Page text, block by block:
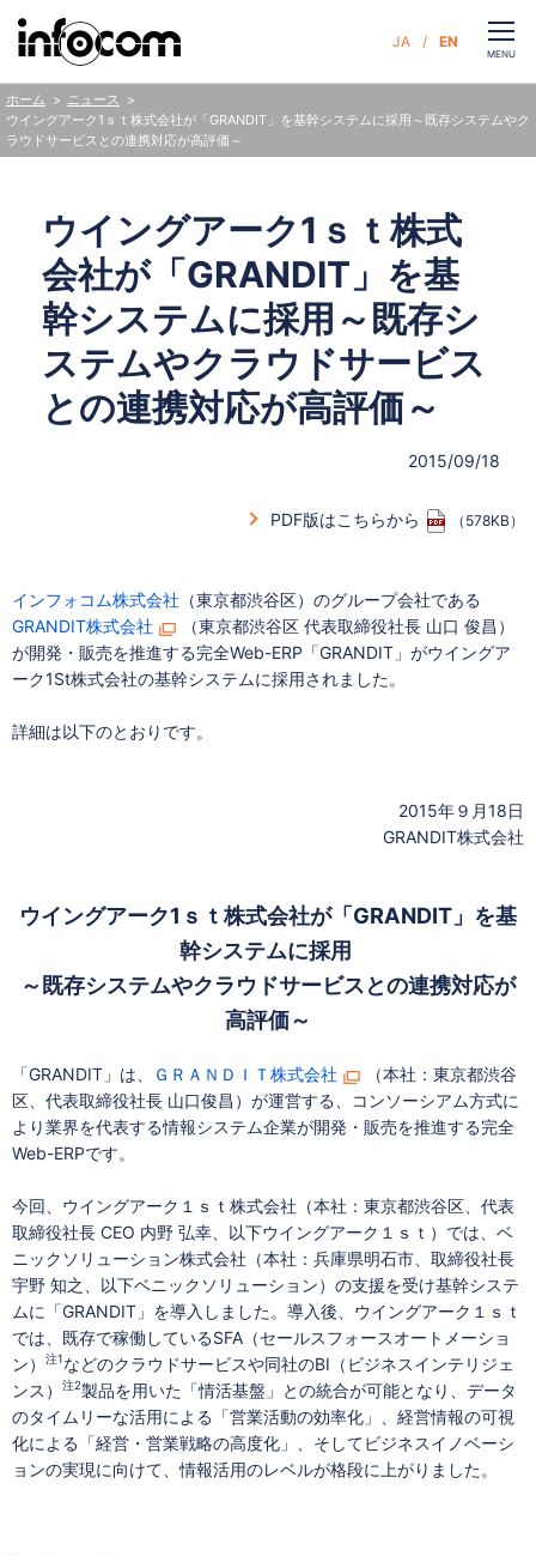
CLOSE
MENU
ニュース
ウイングアーク1ｓｔ株式会社が「GRANDIT」を基幹システムに採用～既存システムやク
ラウドサービスとの連携対応が高評価～
ウイングアーク1ｓｔ株式
会社が「GRANDIT」を基
幹システムに採用～既存シ
ステムやクラウドサービス
との連携対応が高評価～
2015/09/18
PDF版はこちらから （578KB）
インフォコム株式会社 （東京都渋谷区）のグループ会社である
GRANDIT株式会社
（東京都渋谷区 代表取締役社長 山口 俊昌）
が開発・販売を推進する完全Web-ERP「GRANDIT」がウイングア
ーク1St株式会社の基幹システムに採用されました。
詳細は以下のとおりです。
2015年９月18日
GRANDIT株式会社
ウイングアーク1ｓｔ株式会社が「GRANDIT」を基
幹システムに採用
～既存システムやクラウドサービスとの連携対応が
高評価～
「GRANDIT」は、 ＧＲＡＮＤＩＴ株式会社
（本社：東京都渋谷
区、代表取締役社長 山口俊昌）が運営する、コンソーシアム方式に
より業界を代表する情報システム企業が開発・販売を推進する完全
Web-ERPです。
今回、ウイングアーク１ｓｔ株式会社（本社：東京都渋谷区、代表
取締役社長 CEO 内野 弘幸、以下ウイングアーク１ｓｔ）では、ベ
ニックソリューション株式会社（本社：兵庫県明石市、取締役社長
宇野 知之、以下ベニックソリューション）の支援を受け基幹システ
ムに「GRANDIT」を導入しました。導入後、ウイングアーク１ｓｔ
では、既存で稼働しているSFA（セールスフォースオートメーショ
ン）
注1 などのクラウドサービスや同社のBI（ビジネスインテリジェ
ンス）
注2製品を用いた「情活基盤」との統合が可能となり、データ
のタイムリーな活用による「営業活動の効率化」、経営情報の可視
化による「経営・営業戦略の高度化」、そしてビジネスイノベーシ
ョンの実現に向けて、情報活用のレベルが格段に上がりました。
JA EN
ホーム
企業情報
サステナビリティ
ニュース
人財・採用